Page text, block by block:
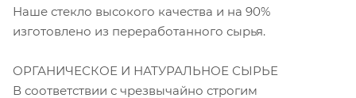
Наше стекло высокого качества и на 90%
изготовлено из переработанного сырья.
ОРГАНИЧЕСКОЕ И НАТУРАЛЬНОЕ СЫРЬЕ
В соответствии с чрезвычайно строгим